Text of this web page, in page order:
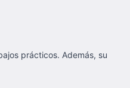
prácticos. Además, su